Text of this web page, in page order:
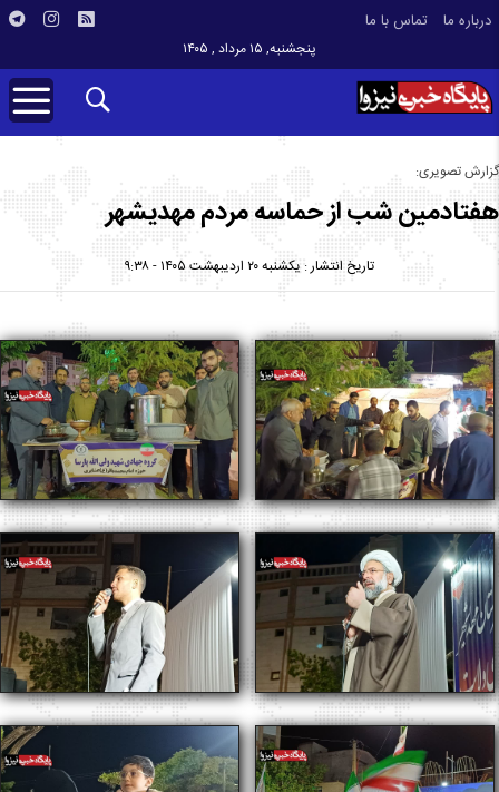
درباره ما تماس با ما
پنجشنبه, ۱۵ مرداد , ۱۴۰۵
گزارش تصویری:
هفتادمین شب از حماسه مردم مهدیشهر
تاریخ انتشار : یکشنبه ۲۰ اردیبهشت ۱۴۰۵ - ۹:۳۸